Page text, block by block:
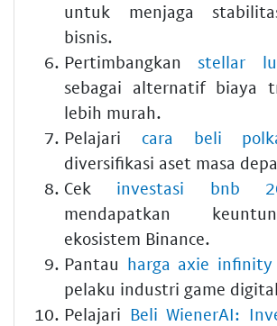
untuk menjaga
bisnis.
Pertimbangkanstellar
sebagai alternatif biaya
lebih murah.
Pelajari cara beli
diversifikasi aset masa
Cek investasi bnb
mendapatkan
ekosistem Binance.
Pantau harga axie
pelaku industri game
Pelajari Beli WienerAI: